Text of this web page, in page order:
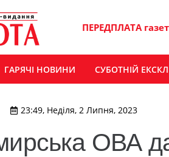
ПЕРЕДПЛАТА
ГАРЯЧІ НОВИНИ СУБОТНІЙ
23:49, Неділя, 2 Липня, 2023
ОВА